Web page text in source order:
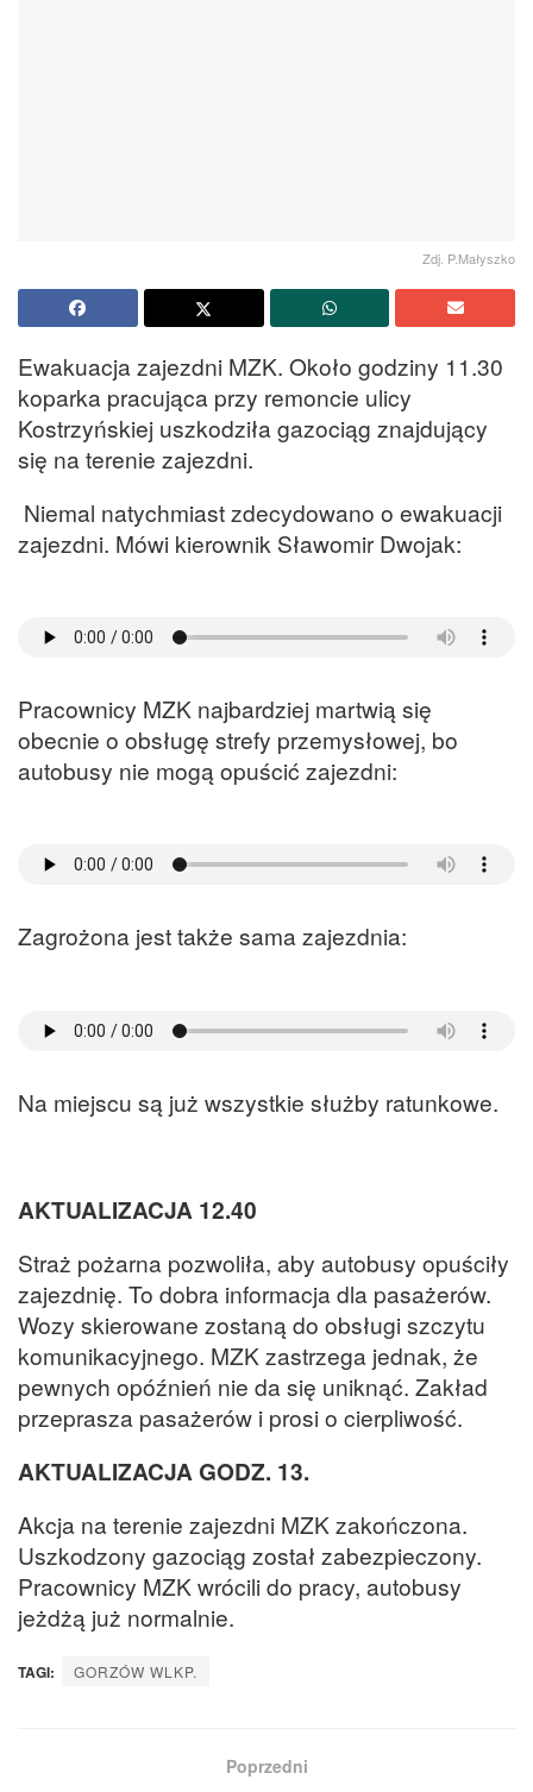
Zdj. P.Małyszko
Ewakuacja zajezdni MZK. Około godziny 11.30
koparka pracująca przy remoncie ulicy
Kostrzyńskiej uszkodziła gazociąg znajdujący
się na terenie zajezdni.
Niemal natychmiast zdecydowano o ewakuacji
zajezdni. Mówi kierownik Sławomir Dwojak:
Pracownicy MZK najbardziej martwią się
obecnie o obsługę strefy przemysłowej, bo
autobusy nie mogą opuścić zajezdni:
Zagrożona jest także sama zajezdnia:
Na miejscu są już wszystkie służby ratunkowe.
AKTUALIZACJA 12.40
Straż pożarna pozwoliła, aby autobusy opuściły
zajezdnię. To dobra informacja dla pasażerów.
Wozy skierowane zostaną do obsługi szczytu
komunikacyjnego. MZK zastrzega jednak, że
pewnych opóźnień nie da się uniknąć. Zakład
przeprasza pasażerów i prosi o cierpliwość.
AKTUALIZACJA GODZ. 13.
Akcja na terenie zajezdni MZK zakończona.
Uszkodzony gazociąg został zabezpieczony.
Pracownicy MZK wrócili do pracy, autobusy
jeżdżą już normalnie.
TAGI: GORZÓW WLKP.
Poprzedni